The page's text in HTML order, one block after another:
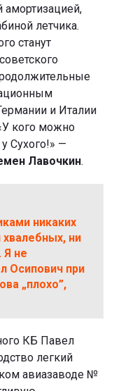
амортизацией,
летчика.
станут
и Италии
кого можно
у Сухого!» —
Лавочкин.
никаких
ни
Я не
Осипович при
„плохо”,
КБ Павел
легкий
авиазаводе №